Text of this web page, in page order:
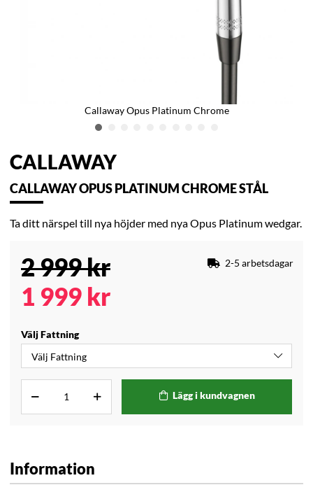
Callaway Opus Platinum Chrome
CALLAWAY
CALLAWAY OPUS PLATINUM CHROME STÅL
Ta ditt närspel till nya höjder med nya Opus Platinum wedgar.
2 999kr
1 999 kr
2-5 arbetsdagar
Välj Fattning
Lägg i kundvagnen
Information